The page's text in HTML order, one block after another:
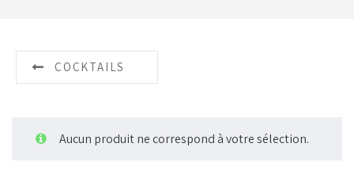
COCKTAILS
Aucun produit ne correspond à votre sélection.